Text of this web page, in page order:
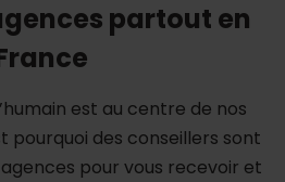
partout en
est au centre de nos
pourquoi des conseillers sont
pour vous recevoir et